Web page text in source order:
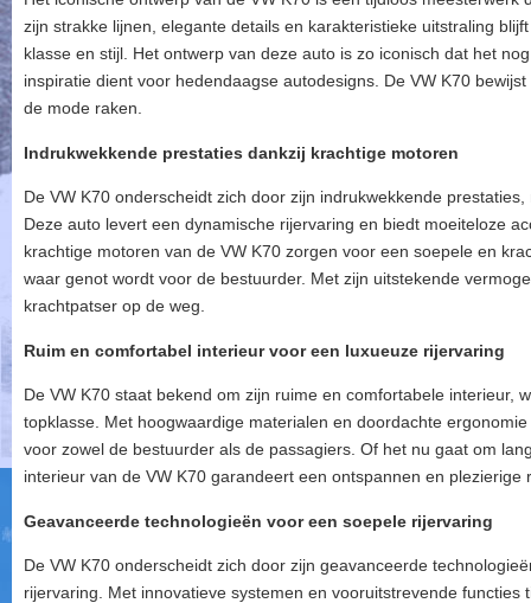
zijn strakke lijnen, elegante details en karakteristieke uitstraling
klasse en stijl. Het ontwerp van deze auto is zo iconisch dat het
inspiratie dient voor hedendaagse autodesigns. De VW K70
de mode raken.
Indrukwekkende prestaties dankzij krachtige motoren
De VW K70 onderscheidt zich door zijn indrukwekkende
Deze auto levert een dynamische rijervaring en biedt moeiteloze
krachtige motoren van de VW K70 zorgen voor een soepele en
waar genot wordt voor de bestuurder. Met zijn uitstekende
krachtpatser op de weg.
Ruim en comfortabel interieur voor een luxueuze rijervaring
De VW K70 staat bekend om zijn ruime en comfortabele interieur,
topklasse. Met hoogwaardige materialen en doordachte
voor zowel de bestuurder als de passagiers. Of het nu gaat om
interieur van de VW K70 garandeert een ontspannen en plezierige
Geavanceerde technologieën voor een soepele rijervaring
De VW K70 onderscheidt zich door zijn geavanceerde
rijervaring. Met innovatieve systemen en vooruitstrevende